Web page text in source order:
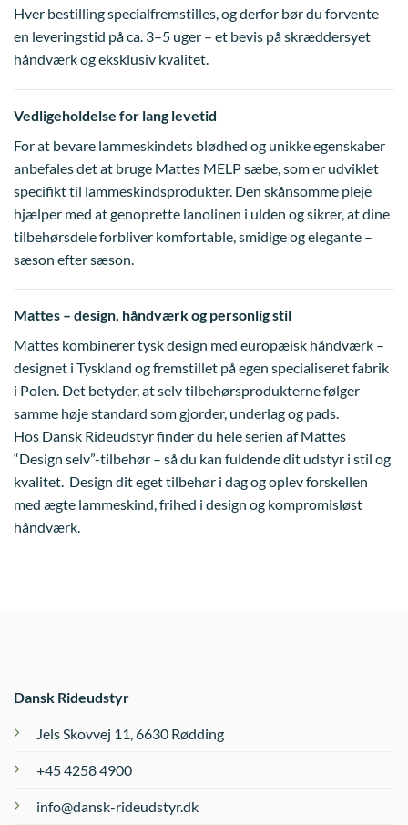
Hver bestilling specialfremstilles, og derfor bør du forvente
en leveringstid på ca. 3–5 uger – et bevis på skræddersyet
håndværk og eksklusiv kvalitet.
Vedligeholdelse for lang levetid
For at bevare lammeskindets blødhed og unikke egenskaber
anbefales det at bruge Mattes MELP sæbe, som er udviklet
specifikt til lammeskindsprodukter. Den skånsomme pleje
hjælper med at genoprette lanolinen i ulden og sikrer, at dine
tilbehørsdele forbliver komfortable, smidige og elegante –
sæson efter sæson.
Mattes – design, håndværk og personlig stil
Mattes kombinerer tysk design med europæisk håndværk –
designet i Tyskland og fremstillet på egen specialiseret fabrik
i Polen. Det betyder, at selv tilbehørsprodukterne følger
samme høje standard som gjorder, underlag og pads.
Hos Dansk Rideudstyr finder du hele serien af Mattes
“Design selv”-tilbehør – så du kan fuldende dit udstyr i stil og
kvalitet. Design dit eget tilbehør i dag og oplev forskellen
med ægte lammeskind, frihed i design og kompromisløst
håndværk.
Dansk Rideudstyr
Jels Skovvej 11, 6630 Rødding
+45 4258 4900
info@dansk-rideudstyr.dk